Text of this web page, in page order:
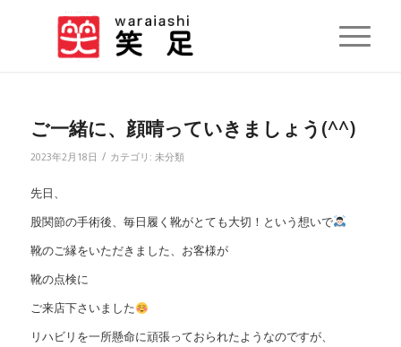
ご一緒に、顔晴っていきましょう(^^)
2023年2月18日 / カテゴリ: 未分類
先日、
股関節の手術後、毎日履く靴がとても大切！という想いで
靴のご縁をいただきました、お客様が
靴の点検に
ご来店下さいました
リハビリを一所懸命に頑張っておられたようなのですが、